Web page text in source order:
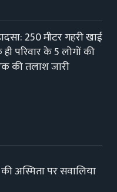
250 मीटर गहरी खाई
परिवार के 5 लोगों की
की तलाश जारी
अस्मिता पर सवालिया